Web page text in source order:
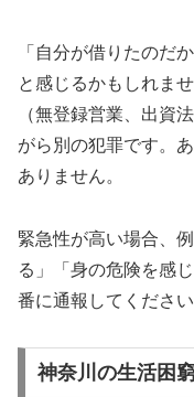
「自分が借りたのだ
と感じるかもしれま
（無登録営業、出資
がら別の犯罪です。
ありません。
緊急性が高い場合、
る」「身の危険を感
番に通報してください
神奈川の生活困